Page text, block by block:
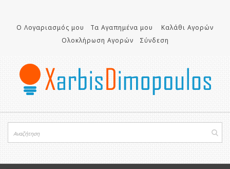
περιεχόμενο
Ο Λογαριασμός μου Τα Αγαπημένα μου
Καλάθι Αγορών
Ολοκλήρωση Αγορών
Σύνδεση